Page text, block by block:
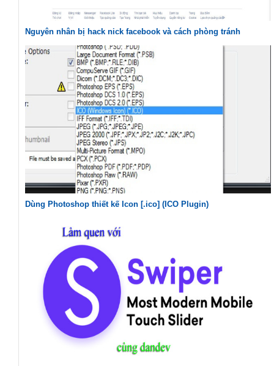
Nguyên nhân bị hack nick facebook và cách phòng tránh
Dùng Photoshop thiết kế Icon [.ico] (ICO Plugin)